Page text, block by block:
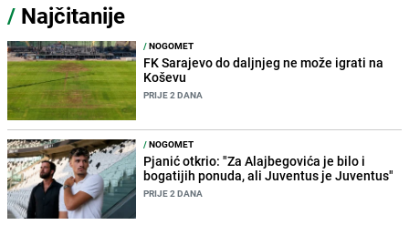
/ Najčitanije
/NOGOMET
FK Sarajevo do daljnjeg ne može igrati na
Koševu
PRIJE 2 DANA
/NOGOMET
Pjanić otkrio: "Za Alajbegovića je bilo i
bogatijih ponuda, ali Juventus je Juventus"
PRIJE 2 DANA